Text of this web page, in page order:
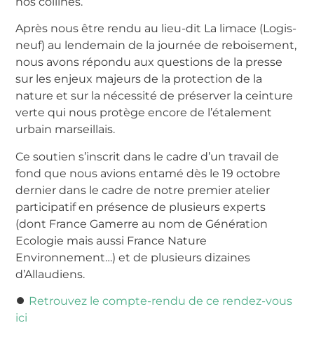
Après nous être rendu au lieu-dit La limace (Logis-
neuf) au lendemain de la journée de reboisement,
nous avons répondu aux questions de la presse
sur les enjeux majeurs de la protection de la
nature et sur la nécessité de préserver la ceinture
verte qui nous protège encore de l’étalement
urbain marseillais.
Ce soutien s’inscrit dans le cadre d’un travail de
fond que nous avions entamé dès le 19 octobre
dernier dans le cadre de notre premier atelier
participatif en présence de plusieurs experts
(dont France Gamerre au nom de Génération
Ecologie mais aussi France Nature
Environnement…) et de plusieurs dizaines
d’Allaudiens.
⏺ Retrouvez le compte-rendu de ce rendez-vous
ici